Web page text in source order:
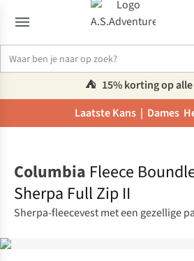
⛺️ 15% korting op
Laatste Kans | Dames
Columbia Fleece
Sherpa Full Zip II
Sherpa-fleecevest met een gezellige